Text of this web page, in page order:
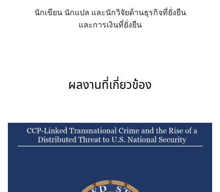
นักเขียน นักแปล และนักวิจัยด้านธุรกิจที่ยั่งยืน
และการเงินที่ยั่งยืน
ผลงานที่เกี่ยวข้อง